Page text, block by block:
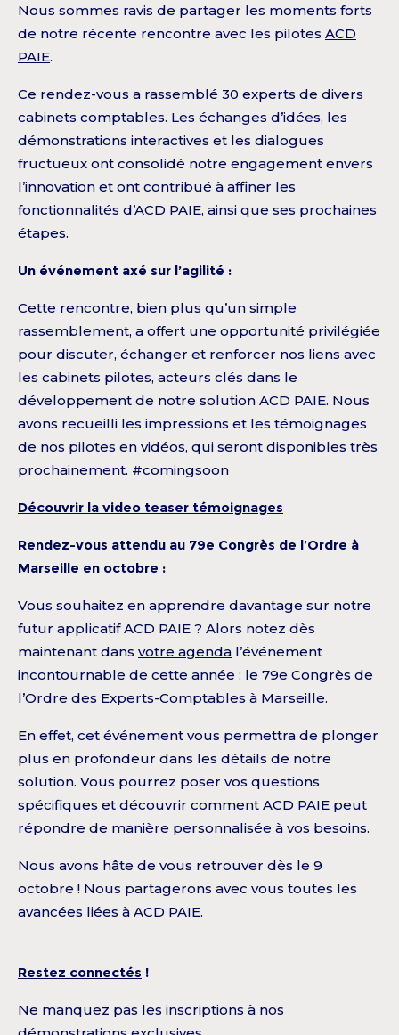
Nous sommes ravis de partager les moments forts
de notre récente rencontre avec les pilotes ACD
PAIE.
Ce rendez-vous a rassemblé 30 experts de divers
cabinets comptables. Les échanges d’idées, les
démonstrations interactives et les dialogues
fructueux ont consolidé notre engagement envers
l’innovation et ont contribué à affiner les
fonctionnalités d’ACD PAIE, ainsi que ses prochaines
étapes.
Un événement axé sur l’agilité :
Cette rencontre, bien plus qu’un simple
rassemblement, a offert une opportunité privilégiée
pour discuter, échanger et renforcer nos liens avec
les cabinets pilotes, acteurs clés dans le
développement de notre solution ACD PAIE. Nous
avons recueilli les impressions et les témoignages
de nos pilotes en vidéos, qui seront disponibles très
prochainement. #comingsoon
Découvrir la video teaser témoignages
Rendez-vous attendu au 79e Congrès de l’Ordre à
Marseille en octobre :
Vous souhaitez en apprendre davantage sur notre
futur applicatif ACD PAIE ? Alors notez dès
maintenant dans votre agenda l’événement
incontournable de cette année : le 79e Congrès de
l’Ordre des Experts-Comptables à Marseille.
En effet, cet événement vous permettra de plonger
plus en profondeur dans les détails de notre
solution. Vous pourrez poser vos questions
spécifiques et découvrir comment ACD PAIE peut
répondre de manière personnalisée à vos besoins.
Nous avons hâte de vous retrouver dès le 9
octobre ! Nous partagerons avec vous toutes les
avancées liées à ACD PAIE.
Restez connectés !
Ne manquez pas les inscriptions à nos